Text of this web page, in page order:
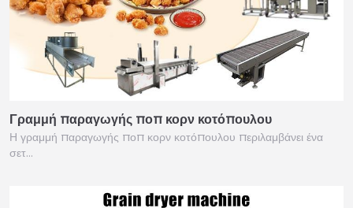
Γραμμή παραγωγής ποπ κορν κοτόπουλου
Η γραμμή παραγωγής ποπ κορν κοτόπουλου περιλαμβάνει ένα
σετ…